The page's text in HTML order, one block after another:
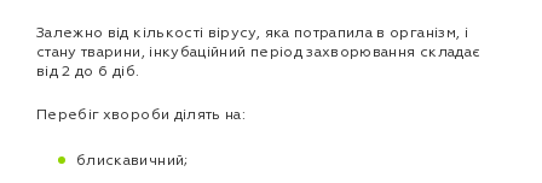
Залежно від кількості вірусу, яка потрапила в організм, і
стану тварини, інкубаційний період захворювання складає
від 2 до 6 діб.
Перебіг хвороби ділять на:
блискавичний;